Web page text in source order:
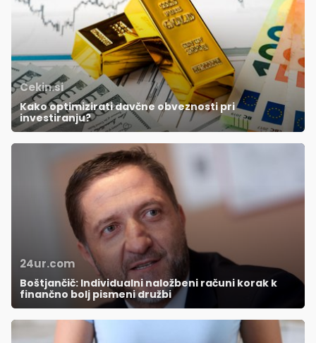
Cekin.si
Kako optimizirati davčne obveznosti pri
investiranju?
24ur.com
Boštjančič: Individualni naložbeni računi korak k
finančno bolj pismeni družbi